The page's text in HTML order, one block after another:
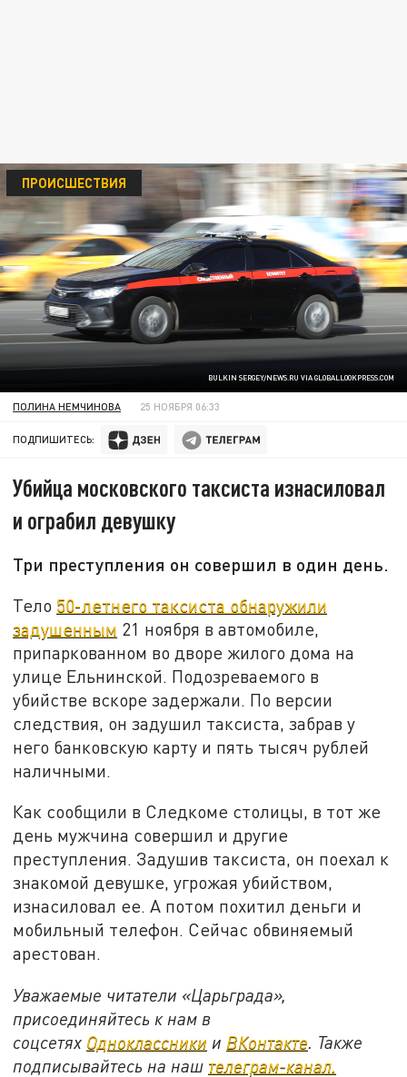
BULKIN SERGEY/NEWS.RU VIA GLOBALLOOKPRESS.COM
ПРОИСШЕСТВИЯ
ПОЛИНА НЕМЧИНОВА 25 НОЯБРЯ 06:33
ПОДПИШИТЕСЬ:
Убийца московского таксиста изнасиловал
и ограбил девушку
Три преступления он совершил в один день.
Тело 50-летнего таксиста обнаружили
задушенным 21 ноября в автомобиле,
припаркованном во дворе жилого дома на
улице Ельнинской. Подозреваемого в
убийстве вскоре задержали. По версии
следствия, он задушил таксиста, забрав у
него банковскую карту и пять тысяч рублей
наличными.
Как сообщили в Следкоме столицы, в тот же
день мужчина совершил и другие
преступления. Задушив таксиста, он поехал к
знакомой девушке, угрожая убийством,
изнасиловал ее. А потом похитил деньги и
мобильный телефон. Сейчас обвиняемый
арестован.
Уважаемые читатели «Царьграда»,
присоединяйтесь к нам в
соцсетях Одноклассники и ВКонтакте. Также
подписывайтесь на наш телеграм-канал.